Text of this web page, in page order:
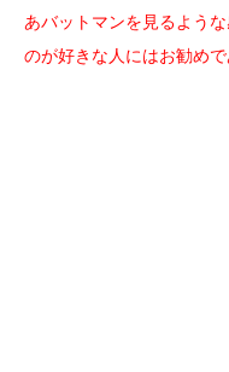
あバットマンを見るよう
のが好きな人にはお勧めで